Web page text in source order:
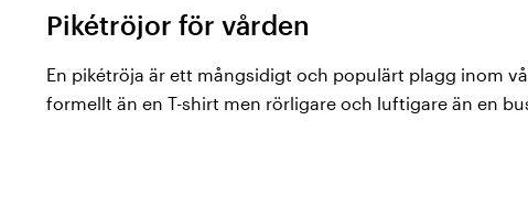
Pikétröjor för vården
En pikétröja är ett mångsidigt och populärt plagg inom
formellt än en T-shirt men rörligare och luftigare än en